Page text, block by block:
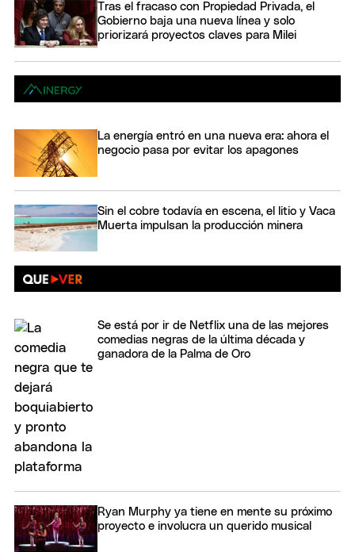
Tras el fracaso con Propiedad Privada, el
Gobierno baja una nueva línea y solo
priorizará proyectos claves para Milei
La energía entró en una nueva era: ahora el
negocio pasa por evitar los apagones
Sin el cobre todavía en escena, el litio y Vaca
Muerta impulsan la producción minera
Se está por ir de Netflix una de las mejores
comedias negras de la última década y
ganadora de la Palma de Oro
Ryan Murphy ya tiene en mente su próximo
proyecto e involucra un querido musical